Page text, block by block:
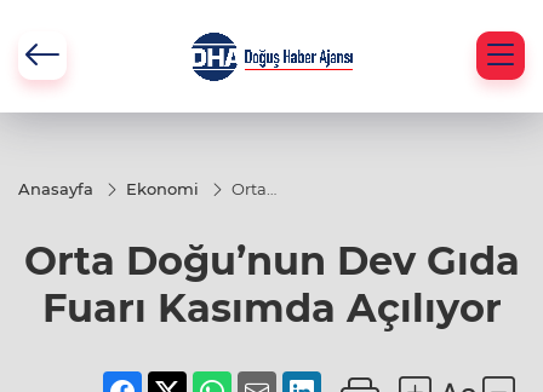
Anasayfa Ekonomi
Orta
Fuarı
Kasımda
Orta Doğu’nun Dev Gıda
Fuarı Kasımda Açılıyor